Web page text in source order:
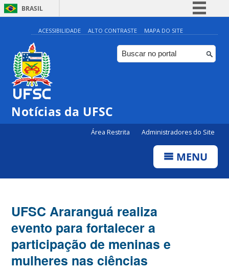
BRASIL
Simplifique!
Comunica BR
Participe
ACESSIBILIDADE ALTO CONTRASTE MAPA DO SITE
Notícias da UFSC
Área Restrita Administradores do Site
MENU
UFSC Araranguá realiza
evento para fortalecer a
participação de meninas e
mulheres nas ciências